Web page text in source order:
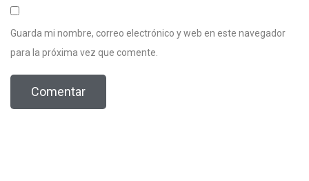
Guarda mi nombre, correo electrónico y web en este navegador
para la próxima vez que comente.